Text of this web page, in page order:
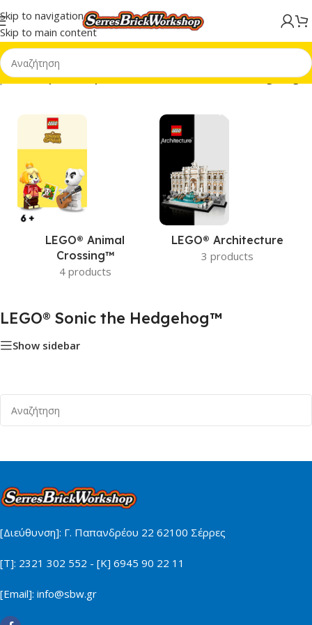
Skip to navigation
Skip to main content
σελίδα/Προϊόντα με ετικέτα “LEGO® Sonic the Hedgehog™”
LEGO® Animal
Crossing™
4 products
LEGO® Architecture
3 products
LEGO® Sonic the Hedgehog™
Show sidebar
[Διεύθυνση]: Γ. Παπανδρέου 22 62100 Σέρρες
[Τ]: 2321 302 552 - [Κ] 6945 90 22 11
[Email]: info@sbw.gr